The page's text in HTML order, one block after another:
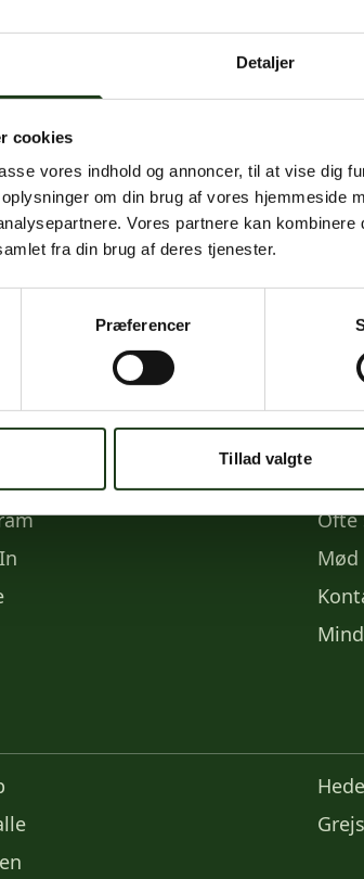
Detaljer
cookies
vores indhold og annoncer, til at vise dig
om din brug af vores hjemmeside
Vores partnere kan
fra din brug af deres tjenester.
Præferencer
Tillad valgte
den side, du leder efter.
at dette er en fejl, kan du kontakte
medier
Ofte
Mød